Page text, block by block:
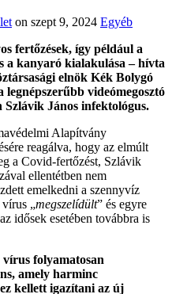
on szept 9, 2024 Egyéb
fertőzések, így például a
a kanyaró kialakulása – hívta
elnök Kék Bolygó
videómegosztó
János infektológus.
Alapítvány
reagálva, hogy az elmúlt
a Covid-fertőzést, Szlávik
ellentétben nem
emelkedni a szennyvíz
„megszelídült” és egyre
idősek esetében továbbra is
folyamatosan
amely harminc
kellett igazítani az új